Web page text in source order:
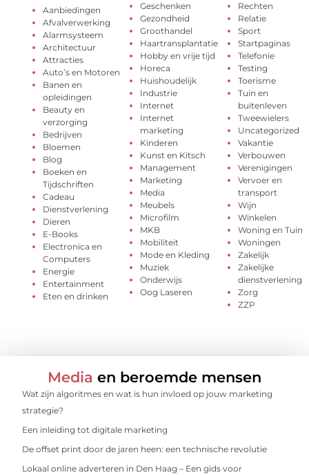
Aanbiedingen
Afvalverwerking
Alarmsysteem
Architectuur
Attracties
Auto’s en Motoren
Banen en
opleidingen
Beauty en
verzorging
Bedrijven
Bloemen
Blog
Boeken en
Tijdschriften
Cadeau
Dienstverlening
Dieren
E-Books
Electronica en
Computers
Energie
Entertainment
Eten en drinken
Geschenken
Gezondheid
Groothandel
Haartransplantatie
Hobby en vrije tijd
Horeca
Huishoudelijk
Industrie
Internet
Internet
marketing
Kinderen
Kunst en Kitsch
Management
Marketing
Media
Meubels
Microfilm
MKB
Mobiliteit
Mode en Kleding
Muziek
Onderwijs
Oog Laseren
Rechten
Relatie
Sport
Startpaginas
Telefonie
Testing
Toerisme
Tuin en
buitenleven
Tweewielers
Uncategorized
Vakantie
Verbouwen
Verenigingen
Vervoer en
transport
Wijn
Winkelen
Woning en Tuin
Woningen
Zakelijk
Zakelijke
dienstverlening
Zorg
ZZP
Media en beroemde mensen
Wat zijn algoritmes en wat is hun invloed op jouw marketing
strategie?
Een inleiding tot digitale marketing
De offset print door de jaren heen: een technische revolutie
Lokaal online adverteren in Den Haag – Een gids voor